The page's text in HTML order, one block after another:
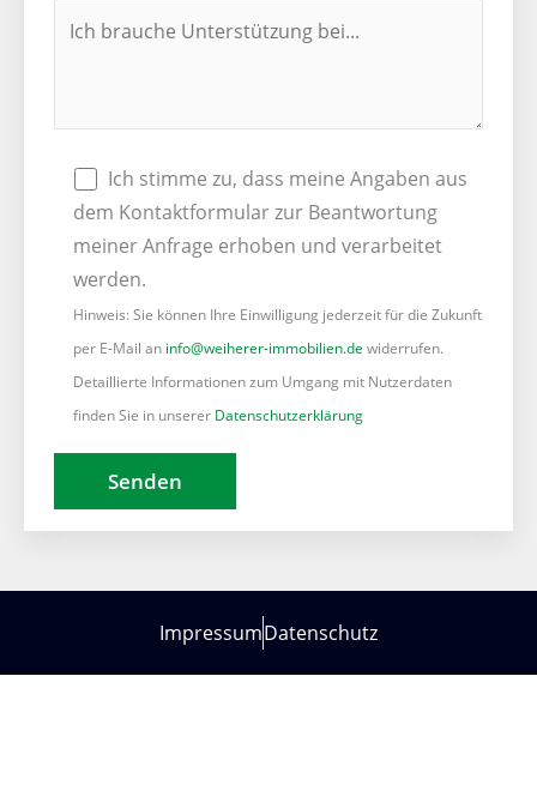
Ich stimme zu, dass meine Angaben aus
dem Kontaktformular zur Beantwortung
meiner Anfrage erhoben und verarbeitet
werden.
Hinweis: Sie können Ihre Einwilligung jederzeit für die Zukunft
per E-Mail an info@weiherer-immobilien.de widerrufen.
Detaillierte Informationen zum Umgang mit Nutzerdaten
finden Sie in unserer Datenschutzerklärung
ImpressumDatenschutz